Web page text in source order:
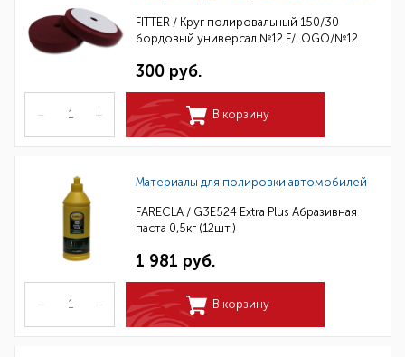
FITTER / Круг полировальный 150/30
бордовый универсал.№12 F/LOGO/№12
300 руб.
– + В корзину
Материалы для полировки автомобилей
FARECLA / G3E524 Extra Plus Абразивная
паста 0,5кг (12шт.)
1 981 руб.
– + В корзину